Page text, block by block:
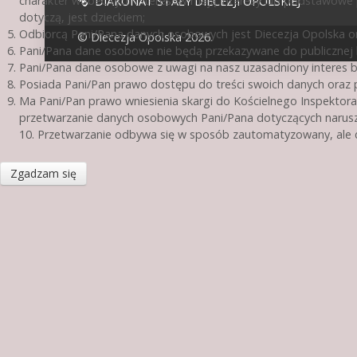
© Diecezja Opolska 2026.
dotyczą, jest dzieckiem;
Odbiorcą Pani/Pana danych osobowych jest Diecezja Opolska
Pani/Pana dane osobowe nie będą przekazywane do
Pani/Pana dane osobowe z uwagi na nasz uzasadniony
Posiada Pani/Pan prawo dostępu do treści swoich danych
Ma Pani/Pan prawo wniesienia skargi do Kościelnego
przetwarzanie danych osobowych Pani/Pana dotyczących
10. Przetwarzanie odbywa się w sposób zautomatyzowany, ale
Zgadzam się